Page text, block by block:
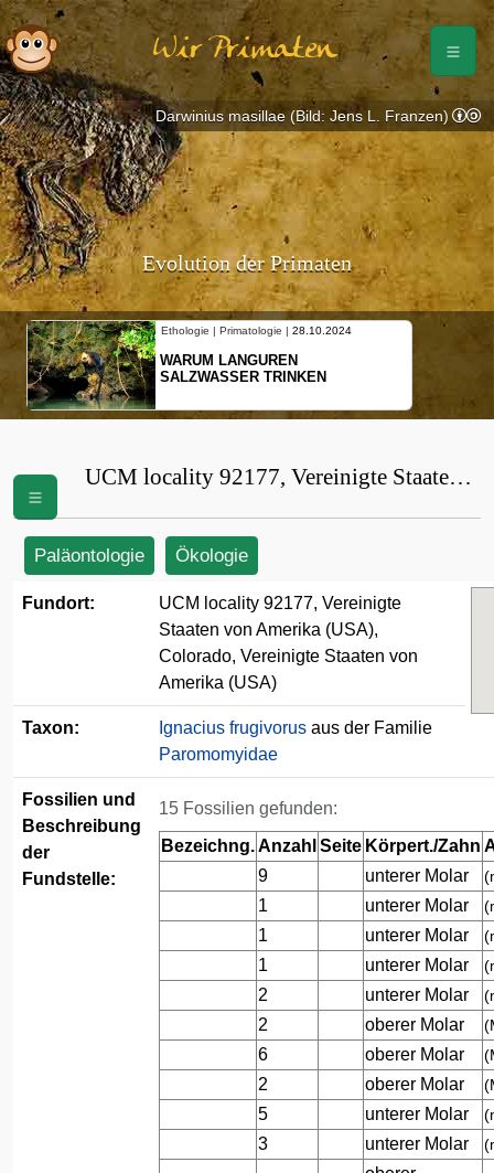
Wir Primaten
Evolution der Primaten
Ethologie | Primatologie | 28.10.2024
WARUM LANGUREN
SALZWASSER TRINKEN
Darwinius masillae (Bild: Jens L. Franzen)
UCM locality 92177, Vereinigte Staaten
Paläontologie Ökologie
Fundort:
UCM locality 92177, Vereinigte
Staaten von Amerika (USA),
Colorado, Vereinigte Staaten von
Amerika (USA)
Taxon: Ignacius frugivorus aus der Familie
Paromomyidae
Fossilien und
Beschreibung
der
Fundstelle:
15 Fossilien gefunden:
Bezeichng.Anzahl Seite Körpert./Zahn
9
unterer Molar
1 unterer Molar
1 unterer Molar
1 unterer Molar
2 unterer Molar
2 oberer Molar
6 oberer Molar
2 oberer Molar
5 unterer Molar
3 unterer Molar